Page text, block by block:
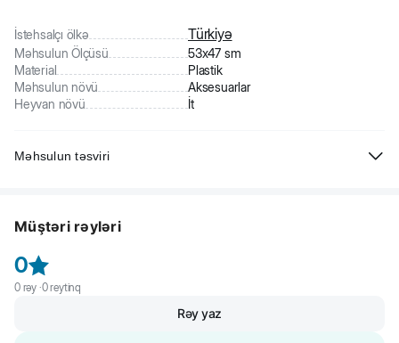
İstehsalçı ölkə Türkiyə
Məhsulun Ölçüsü
53x47 sm
Material
Plastik
Məhsulun növü
Aksesuarlar
Heyvan növü
İt
Məhsulun təsviri
rahat fiksator sayəsində dayanır. Xəstəlik və reabilitasiya səbəbindən
Müştəri rəyləri
0
0rəy ·0reytinq
Rəy yaz